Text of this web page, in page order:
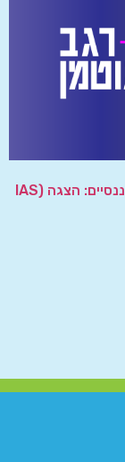
מכשירים פיננסיים: הצגה (IAS